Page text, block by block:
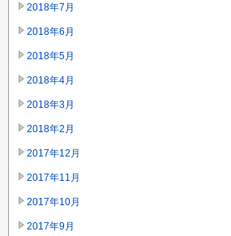
2018年7月
2018年6月
2018年5月
2018年4月
2018年3月
2018年2月
2017年12月
2017年11月
2017年10月
2017年9月